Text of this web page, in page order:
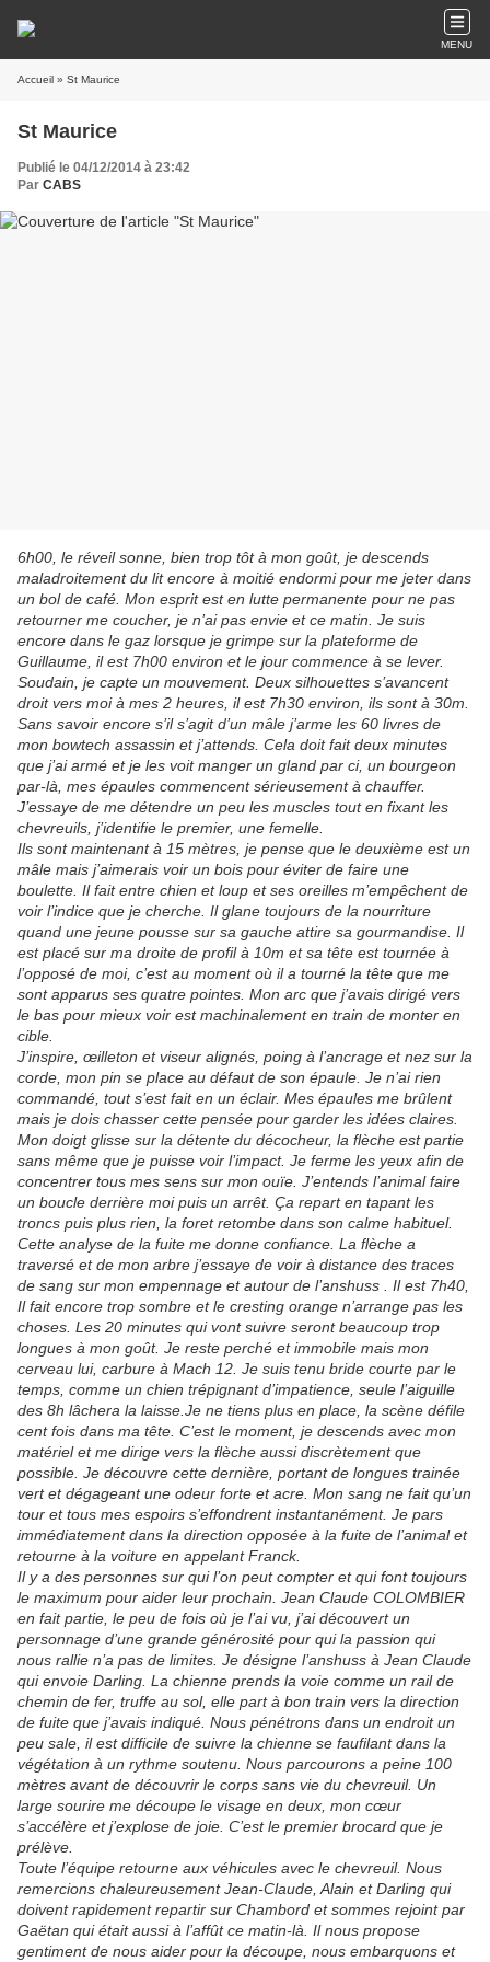
MENU
Accueil » St Maurice
St Maurice
Publié le 04/12/2014 à 23:42
Par CABS
6h00, le réveil sonne, bien trop tôt à mon goût, je descends
maladroitement du lit encore à moitié endormi pour me jeter dans
un bol de café. Mon esprit est en lutte permanente pour ne pas
retourner me coucher, je n’ai pas envie et ce matin. Je suis
encore dans le gaz lorsque je grimpe sur la plateforme de
Guillaume, il est 7h00 environ et le jour commence à se lever.
Soudain, je capte un mouvement. Deux silhouettes s’avancent
droit vers moi à mes 2 heures, il est 7h30 environ, ils sont à 30m.
Sans savoir encore s’il s’agit d’un mâle j’arme les 60 livres de
mon bowtech assassin et j’attends. Cela doit fait deux minutes
que j’ai armé et je les voit manger un gland par ci, un bourgeon
par-là, mes épaules commencent sérieusement à chauffer.
J’essaye de me détendre un peu les muscles tout en fixant les
chevreuils, j’identifie le premier, une femelle.
Ils sont maintenant à 15 mètres, je pense que le deuxième est un
mâle mais j’aimerais voir un bois pour éviter de faire une
boulette. Il fait entre chien et loup et ses oreilles m’empêchent de
voir l’indice que je cherche. Il glane toujours de la nourriture
quand une jeune pousse sur sa gauche attire sa gourmandise. Il
est placé sur ma droite de profil à 10m et sa tête est tournée à
l’opposé de moi, c’est au moment où il a tourné la tête que me
sont apparus ses quatre pointes. Mon arc que j’avais dirigé vers
le bas pour mieux voir est machinalement en train de monter en
cible.
J’inspire, œilleton et viseur alignés, poing à l’ancrage et nez sur la
corde, mon pin se place au défaut de son épaule. Je n’ai rien
commandé, tout s’est fait en un éclair. Mes épaules me brûlent
mais je dois chasser cette pensée pour garder les idées claires.
Mon doigt glisse sur la détente du décocheur, la flèche est partie
sans même que je puisse voir l’impact. Je ferme les yeux afin de
concentrer tous mes sens sur mon ouïe. J’entends l’animal faire
un boucle derrière moi puis un arrêt. Ça repart en tapant les
troncs puis plus rien, la foret retombe dans son calme habituel.
Cette analyse de la fuite me donne confiance. La flèche a
traversé et de mon arbre j’essaye de voir à distance des traces
de sang sur mon empennage et autour de l’anshuss . Il est 7h40,
Il fait encore trop sombre et le cresting orange n’arrange pas les
choses. Les 20 minutes qui vont suivre seront beaucoup trop
longues à mon goût. Je reste perché et immobile mais mon
cerveau lui, carbure à Mach 12. Je suis tenu bride courte par le
temps, comme un chien trépignant d’impatience, seule l’aiguille
des 8h lâchera la laisse.Je ne tiens plus en place, la scène défile
cent fois dans ma tête. C’est le moment, je descends avec mon
matériel et me dirige vers la flèche aussi discrètement que
possible. Je découvre cette dernière, portant de longues trainée
vert et dégageant une odeur forte et acre. Mon sang ne fait qu’un
tour et tous mes espoirs s’effondrent instantanément. Je pars
immédiatement dans la direction opposée à la fuite de l’animal et
retourne à la voiture en appelant Franck.
Il y a des personnes sur qui l’on peut compter et qui font toujours
le maximum pour aider leur prochain. Jean Claude COLOMBIER
en fait partie, le peu de fois où je l’ai vu, j’ai découvert un
personnage d’une grande générosité pour qui la passion qui
nous rallie n’a pas de limites. Je désigne l’anshuss à Jean Claude
qui envoie Darling. La chienne prends la voie comme un rail de
chemin de fer, truffe au sol, elle part à bon train vers la direction
de fuite que j’avais indiqué. Nous pénétrons dans un endroit un
peu sale, il est difficile de suivre la chienne se faufilant dans la
végétation à un rythme soutenu. Nous parcourons a peine 100
mètres avant de découvrir le corps sans vie du chevreuil. Un
large sourire me découpe le visage en deux, mon cœur
s’accélère et j’explose de joie. C’est le premier brocard que je
prélève.
Toute l’équipe retourne aux véhicules avec le chevreuil. Nous
remercions chaleureusement Jean-Claude, Alain et Darling qui
doivent rapidement repartir sur Chambord et sommes rejoint par
Gaëtan qui était aussi à l’affût ce matin-là. Il nous propose
gentiment de nous aider pour la découpe, nous embarquons et